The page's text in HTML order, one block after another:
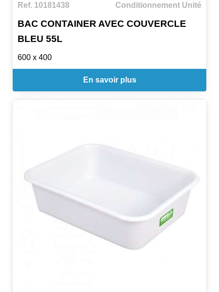
Ref. 10181438 Conditionnement Unité
BAC CONTAINER AVEC COUVERCLE
BLEU 55L
600 x 400
En savoir plus